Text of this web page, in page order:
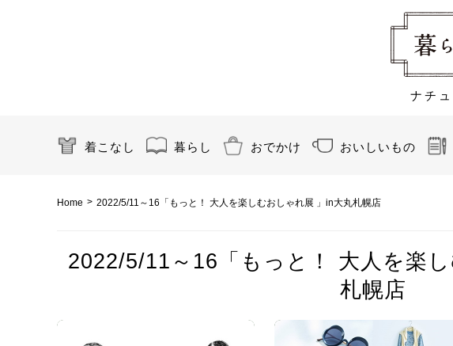
ナチ
着こなし 暮らし おでかけ おいしいもの
Home > 2022/5/11～16「もっと！ 大人を楽しむおしゃれ展 」in大丸札幌店
2022/5/11～16「もっと！ 大人を楽
札幌店